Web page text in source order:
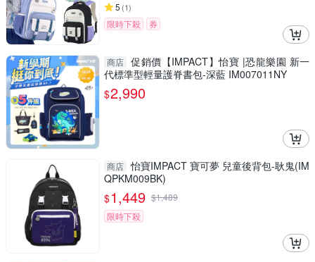
5 (1)
限時下殺 券
商店 促銷價【IMPACT】怡寶 |恐龍樂園 新一
代標準型輕量護脊書包-深藍 IM007011NY
$2,990
商店 怡寶IMPACT 寶可夢 兒童後背包-耿鬼(IM
QPKM009BK)
$1,449 $1,489
限時下殺